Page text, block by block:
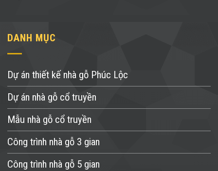
DANH MỤC
Dự án thiết kế nhà gỗ Phúc Lộc
Dự án nhà gỗ cổ truyền
Mẫu nhà gỗ cổ truyền
Công trình nhà gỗ 3 gian
Công trình nhà gỗ 5 gian